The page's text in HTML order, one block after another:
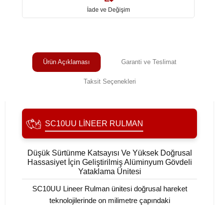
İade ve Değişim
Ürün Açıklaması Garanti ve Teslimat
Taksit Seçenekleri
SC10UU LINEER RULMAN
Düşük Sürtünme Katsayısı Ve Yüksek Doğrusal
Hassasiyet İçin Geliştirilmiş Alüminyum Gövdeli
Yataklama Ünitesi
SC10UU Lineer Rulman ünitesi doğrusal hareket
teknolojilerinde on milimetre çapındaki